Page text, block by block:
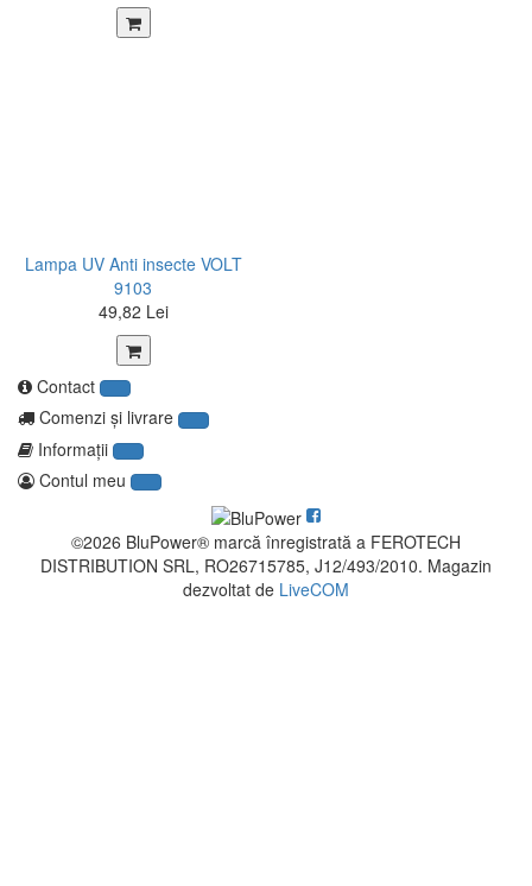
Lampa UV Anti insecte VOLT
9103
49,82 Lei
Contact
Comenzi şi livrare
Informaţii
Contul meu
©2026 BluPower® marcă înregistrată a FEROTECH
DISTRIBUTION SRL, RO26715785, J12/493/2010. Magazin
dezvoltat de LiveCOM